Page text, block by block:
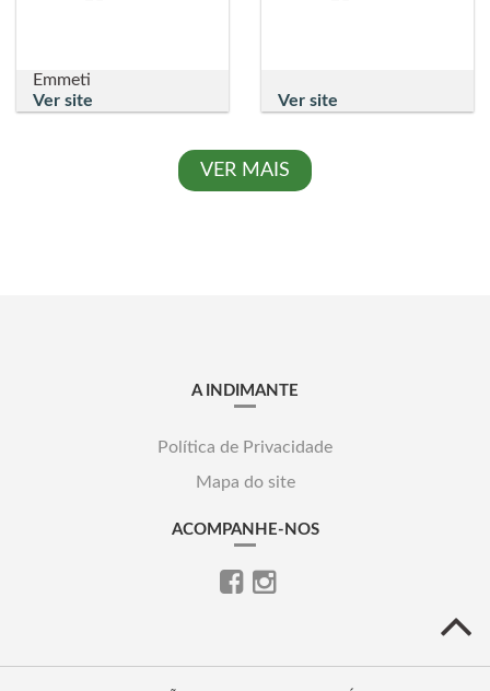
Emmeti
Ver site
Ver site
VER MAIS
A INDIMANTE
Política de Privacidade
Mapa do site
ACOMPANHE-NOS